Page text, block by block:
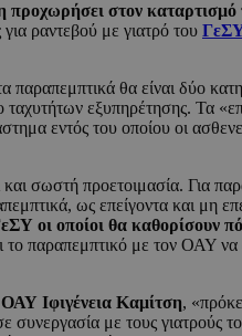
προχωρήσει στον
ραντεβού με γιατρό του
θα είναι δύο
εξυπηρέτησης. Τα
εντός του οποίου οι
και σωστή προετοιμασία.
ως επείγοντα και μη
οι οποίοι θα καθορίσουν
παραπεμπτικό με τον ΟΑΥ
Ιφιγένεια Καμίτση,
με τους